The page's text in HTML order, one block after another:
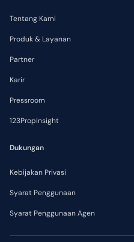
Tentang Kami
Produk & Layanan
Partner
Karir
Pressroom
123PropInsight
Dukungan
Kebijakan Privasi
Syarat Penggunaan
Syarat Penggunaan Agen